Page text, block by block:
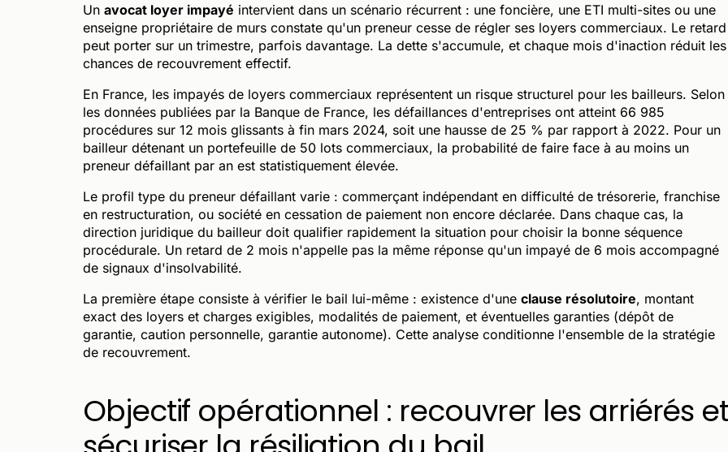
Un avocat loyer impayé intervient dans un scénario récurrent : une foncière, une ETI multi-sites ou une
enseigne propriétaire de murs constate qu'un preneur cesse de régler ses loyers commerciaux. Le retard
peut porter sur un trimestre, parfois davantage. La dette s'accumule, et chaque mois d'inaction réduit les
chances de recouvrement effectif.
En France, les impayés de loyers commerciaux représentent un risque structurel pour les bailleurs. Selon
les données publiées par la Banque de France, les défaillances d'entreprises ont atteint 66 985
procédures sur 12 mois glissants à fin mars 2024, soit une hausse de 25 % par rapport à 2022. Pour un
bailleur détenant un portefeuille de 50 lots commerciaux, la probabilité de faire face à au moins un
preneur défaillant par an est statistiquement élevée.
Le profil type du preneur défaillant varie : commerçant indépendant en difficulté de trésorerie, franchise
en restructuration, ou société en cessation de paiement non encore déclarée. Dans chaque cas, la
direction juridique du bailleur doit qualifier rapidement la situation pour choisir la bonne séquence
procédurale. Un retard de 2 mois n'appelle pas la même réponse qu'un impayé de 6 mois accompagné
de signaux d'insolvabilité.
La première étape consiste à vérifier le bail lui-même : existence d'une clause résolutoire, montant
exact des loyers et charges exigibles, modalités de paiement, et éventuelles garanties (dépôt de
garantie, caution personnelle, garantie autonome). Cette analyse conditionne l'ensemble de la stratégie
de recouvrement.
Objectif opérationnel : recouvrer les arriérés